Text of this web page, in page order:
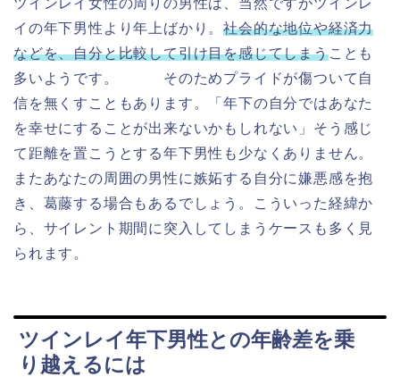
ツインレイ女性の周りの男性は、 当然ですがツインレ
イの年下男性より年上ばかり。社会的な地位や経済力
などを、自分と比較して引け目を感じてしまうことも
多いようです。 そのためプライドが傷ついて自
信を無くすこともあります。「年下の自分ではあなた
を幸せにすることが出来ないかもしれない」そう感じ
て 距離を置こうとする年下男性も少なくありません。
また あなたの周囲の男性に嫉妬する自分に嫌悪感を抱
き、葛藤する場合もあるでしょう。こういった経緯か
ら、サイレント期間に突入してしまうケースも多く見
られます。
ツインレイ年下男性との年齢差を乗
り越えるには